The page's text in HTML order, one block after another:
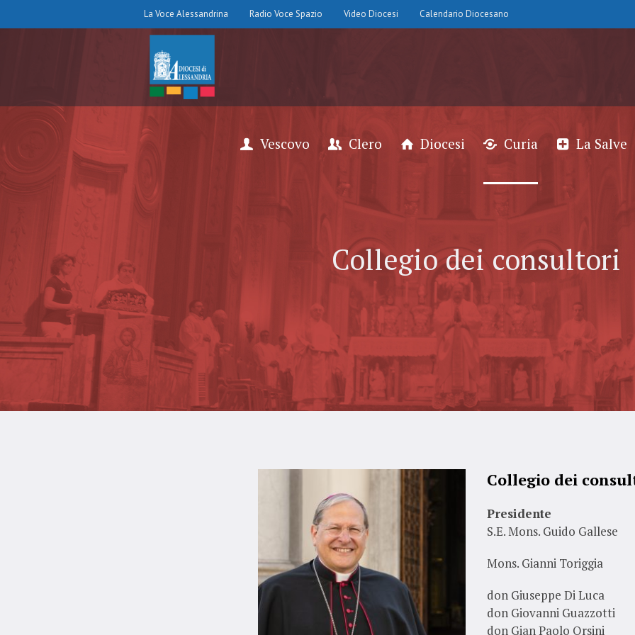
La Voce Alessandrina Radio Voce Spazio Video Diocesi Calendario Diocesano
Vescovo Clero Diocesi Curia La Salve
Collegio dei consultori
Collegio dei
Presidente
S.E. Mons. Guido Gallese
Mons. Gianni Toriggia
don Giuseppe Di Luca
don Giovanni Guazzotti
don Gian Paolo Orsini